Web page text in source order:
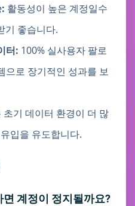
활동성이 높은 계정일수
기 좋습니다.
터: 100% 실사용자 팔로
으로 장기적인 성과를 보
초기 데이터 환경이 더 많
입을 유도합니다.
계정이 정지될까요?